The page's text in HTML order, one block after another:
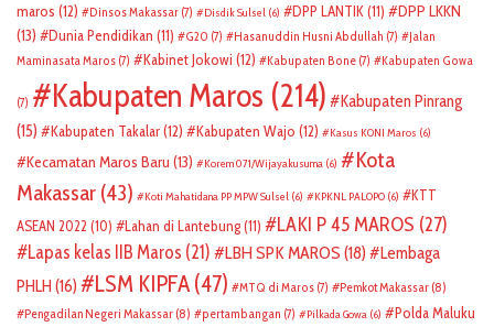
maros (12) Dinsos Makassar (7) Disdik Sulsel (6) DPP LANTIK(11)
DPP LKKN
(13)
Dunia Pendidikan (11) G20 (7) Hasanuddin Husni Abdullah (7)
Jalan
Maminasata Maros (7) Kabinet Jokowi (12) Kabupaten Bone (7) Kabupaten Gowa
(7) Kabupaten Maros (214)
Kabupaten Pinrang
(15)
Kabupaten Takalar(12) Kabupaten Wajo (12) Kasus KONI Maros (6)
Kecamatan Maros Baru (13) Korem 071/Wijayakusuma (6)
Kota
Makassar (43) Koti Mahatidana PP MPW Sulsel (6) KPKNL PALOPO (6)
KTT
ASEAN 2022 (10) Lahan di Lantebung(11) LAKI P 45 MAROS (27)
Lapas kelas IIB Maros (21) LBH SPK MAROS (18)
Lembaga
PHLH (16) LSM KIPFA (47) MTQ di Maros (7) Pemkot Makassar (8)
Pengadilan Negeri Makassar (8) pertambangan (7) Pilkada Gowa (6)
Polda Maluku